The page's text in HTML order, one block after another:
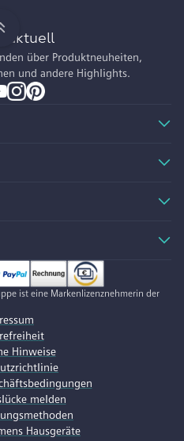
aktuell
über Produktneuheiten,
und andere Highlights.
ist eine Markenlizenznehmerin der
Hinweise
melden
Hausgeräte